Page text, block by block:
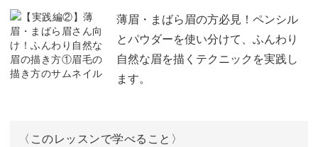
眉毛の描き方 02:14
モデルさんが挑戦！ 11:00
おわりに
薄眉・まばら眉の方必見！ペンシル
とパウダーを使い分けて、ふんわり
自然な眉を描くテクニックを実践し
ます。
〈このレッスンで学べること〉